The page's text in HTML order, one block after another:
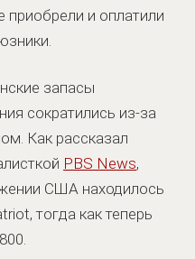
приобрели и оплатили
запасы
сократились из-за
Как рассказал
PBS News,
США находилось
тогда как теперь